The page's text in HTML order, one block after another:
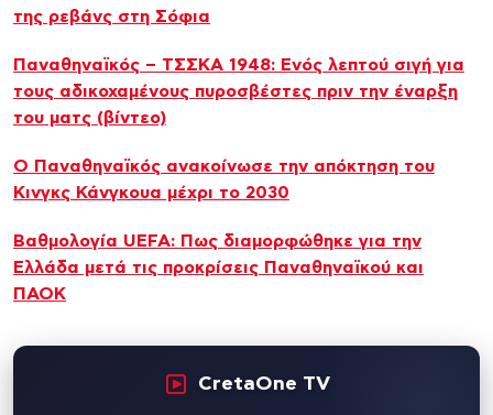
της ρεβάνς στη Σόφια
Παναθηναϊκός – ΤΣΣΚΑ 1948: Ενός λεπτού σιγή για
τους αδικοχαμένους πυροσβέστες πριν την έναρξη
του ματς (βίντεο)
Ο Παναθηναϊκός ανακοίνωσε την απόκτηση του
Κινγκς Κάνγκουα μέχρι το 2030
Βαθμολογία UEFA: Πως διαμορφώθηκε για την
Ελλάδα μετά τις προκρίσεις Παναθηναϊκού και
ΠΑΟΚ
CretaOne TV